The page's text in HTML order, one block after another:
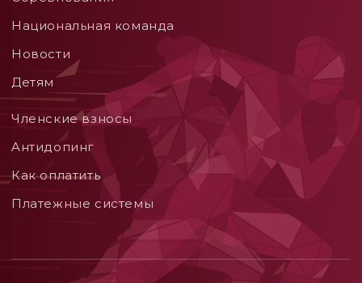
Национальная команда
Новости
Детям
Членские взносы
Aнтидопинг
Как оплатить
Платежные системы